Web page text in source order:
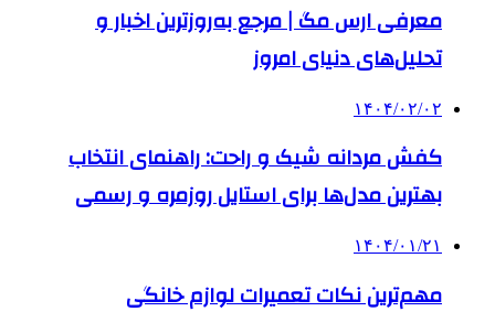
معرفی ارس مگ | مرجع به‌روزترین اخبار و
تحلیل‌های دنیای امروز
۱۴۰۴/۰۲/۰۲
کفش مردانه شیک و راحت: راهنمای انتخاب
بهترین مدل‌ها برای استایل روزمره و رسمی
۱۴۰۴/۰۱/۲۱
مهم‌ترین نکات تعمیرات لوازم خانگی